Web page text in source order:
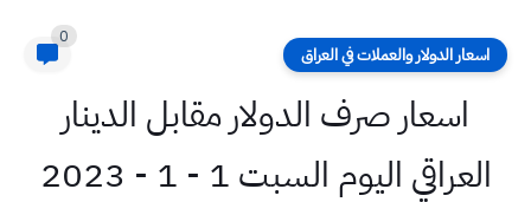
اسعار الدولار والعملات في العراق
0
اسعار صرف الدولار مقابل الدينار
العراقي اليوم السبت 1 - 1 - 2023